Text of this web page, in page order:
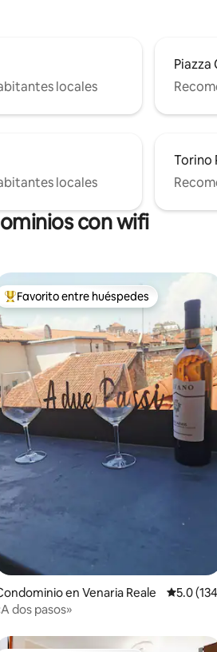
locales
Piazza
locales
Torino
con wifi
4.9 de 5; 499 evaluaciones
De los mejores en Favorito entre
Favorito entre huéspedes
en Venaria Reale
5.0
dos pasos»